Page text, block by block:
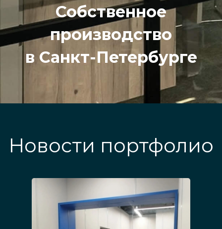
Собственное
производство
в Санкт-Петербурге
Новости портфолио